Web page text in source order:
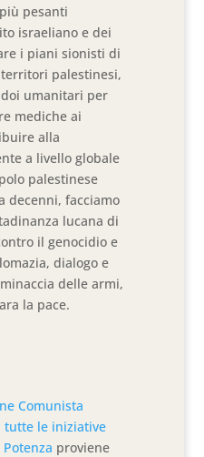
pesanti
israeliano e dei
i piani sionisti di
palestinesi,
umanitari per
mediche ai
alla
a livello globale
palestinese
decenni, facciamo
lucana di
il genocidio e
dialogo e
delle armi,
la pace.
Comunista
tutte le iniziative
proviene